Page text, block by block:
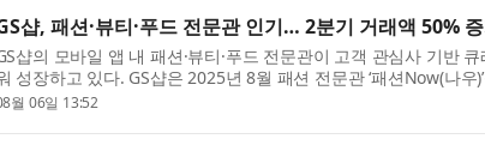
샵, 패션·뷰티·푸드 전문관 인기… 2분기 거래액 50%
샵의 모바일 앱 내 패션·뷰티·푸드 전문관이 고객 관심사 기반
성장하고 있다. GS샵은 2025년 8월 패션 전문관 ‘패션Now(나우
11월에는 뷰티 전문관 ‘뷰티#(샵)’과 식품 전문관 ‘맛있는 발견’을
월 06일 13:52